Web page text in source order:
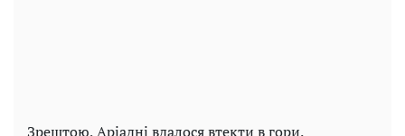
Зрештою, Аріадні вдалося втекти в гори.